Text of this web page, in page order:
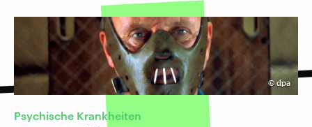
© dpa
Psychische Krankheiten